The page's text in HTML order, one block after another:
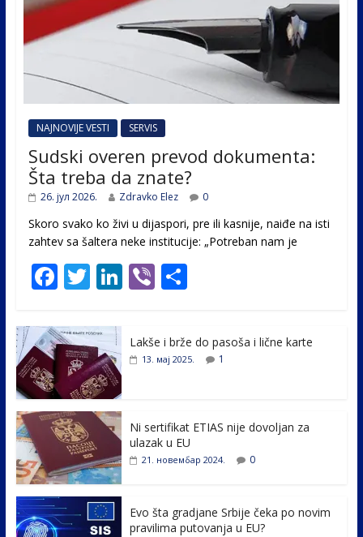
NAJNOVIJE VESTI SERVIS
Sudski overen prevod dokumenta:
Šta treba da znate?
26. јул 2026. Zdravko Elez 0
Skoro svako ko živi u dijaspori, pre ili kasnije, naiđe na isti
zahtev sa šaltera neke institucije: „Potreban nam je
F
e
b
o
o
k
T
itt
er
Li
e
Vi
er
S
ar
e
Lakše i brže do pasoša i lične karte
13. мај 2025. 1
Ni sertifikat ETIAS nije dovoljan za
ulazak u EU
21. новембар 2024. 0
Evo šta gradjane Srbije čeka po novim
pravilima putovanja u EU?